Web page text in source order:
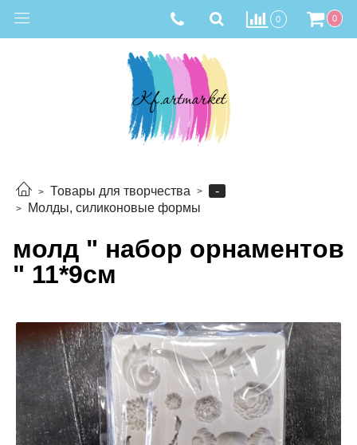
0 0
Товары для творчества
-
Молды, силиконовые формы
молд " набор орнаментов
" 11*9см